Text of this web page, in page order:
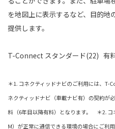
を地図上に表示するなど、目的地
提供します。
T-Connect スタンダード(22) 有
＊1. コネクティッドナビのご利用には、
ネクティッドナビ（車載ナビ有）の契約が
料（6年目以降有料）となります。 ＊2. コ
M）が正常に通信できる環境の場合にご利用